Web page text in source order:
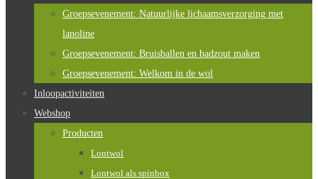
Groepsevenement: Natuurlijke lichaamsverzorging met
lanoline
Groepsevenement: Bruisballen en badzout maken
Groepsevenement: Welkom in de wol
Inloopactiviteiten
Webshop
Producten
Lontwol
Lontwol als spinbox